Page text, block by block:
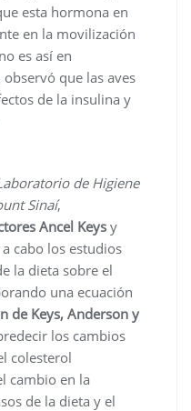
esta hormona en
en la movilización
es así en
que las aves
de la insulina y
de Higiene
Sinaí,
Ancel Keys y
cabo los estudios
la dieta sobre el
una ecuación
de Keys, Anderson y
los cambios
colesterol
cambio en la
de la dieta y el